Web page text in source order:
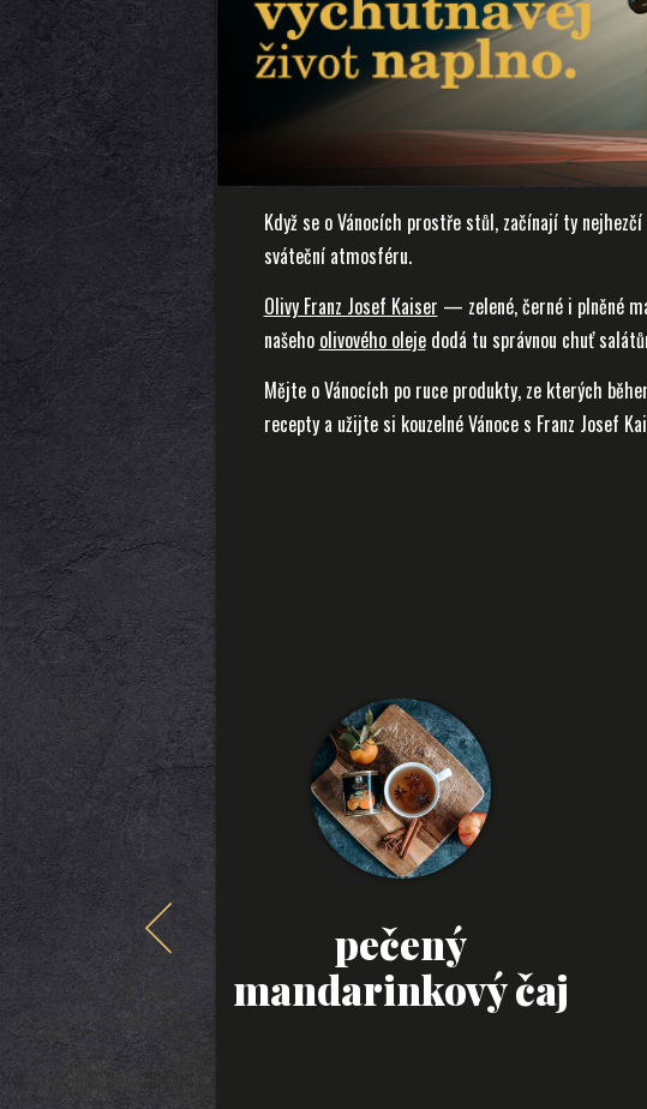
Když se o Vánocích prostře stůl, začínají ty
sváteční atmosféru.
Olivy Franz Josef Kaiser — zelené, černé i plněné
našeho olivového olejedodá tu správnou chuť
Mějte o Vánocích po ruce produkty, ze kterých
recepty a užijte si kouzelné Vánoce s Franz Josef
pečený
mandarinkový čaj